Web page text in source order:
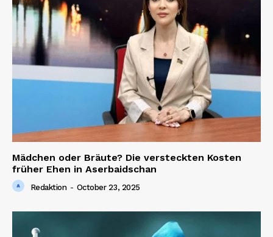
Mädchen oder Bräute? Die versteckten Kosten
früher Ehen in Aserbaidschan
Redaktion - October 23, 2025